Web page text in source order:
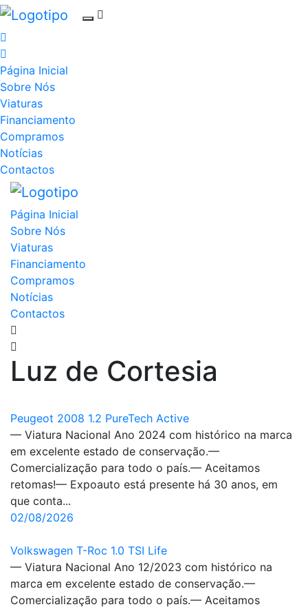
Página Inicial
Sobre Nós
Viaturas
Financiamento
Compramos
Notícias
Contactos
Página Inicial
Sobre Nós
Viaturas
Financiamento
Compramos
Notícias
Contactos
Luz de Cortesia
Peugeot 2008 1.2 PureTech Active
— Viatura Nacional Ano 2024 com histórico na marca
em excelente estado de conservação.—
Comercialização para todo o país.— Aceitamos
retomas!— Expoauto está presente há 30 anos, em
que conta...
02/08/2026
Volkswagen T-Roc 1.0 TSI Life
— Viatura Nacional Ano 12/2023 com histórico na
marca em excelente estado de conservação.—
Comercialização para todo o país.— Aceitamos